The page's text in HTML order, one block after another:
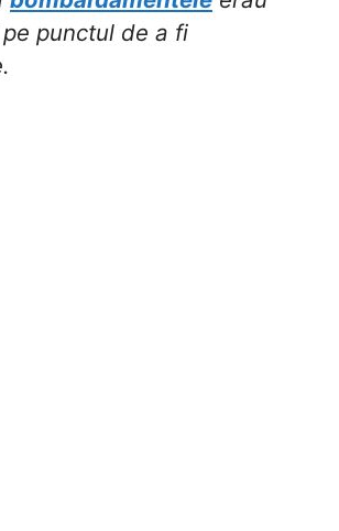
pe punctul de a fi